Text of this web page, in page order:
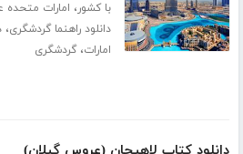
با کشور، امارات متحده
دانلود راهنما گردشگری،
امارات،گردشگری